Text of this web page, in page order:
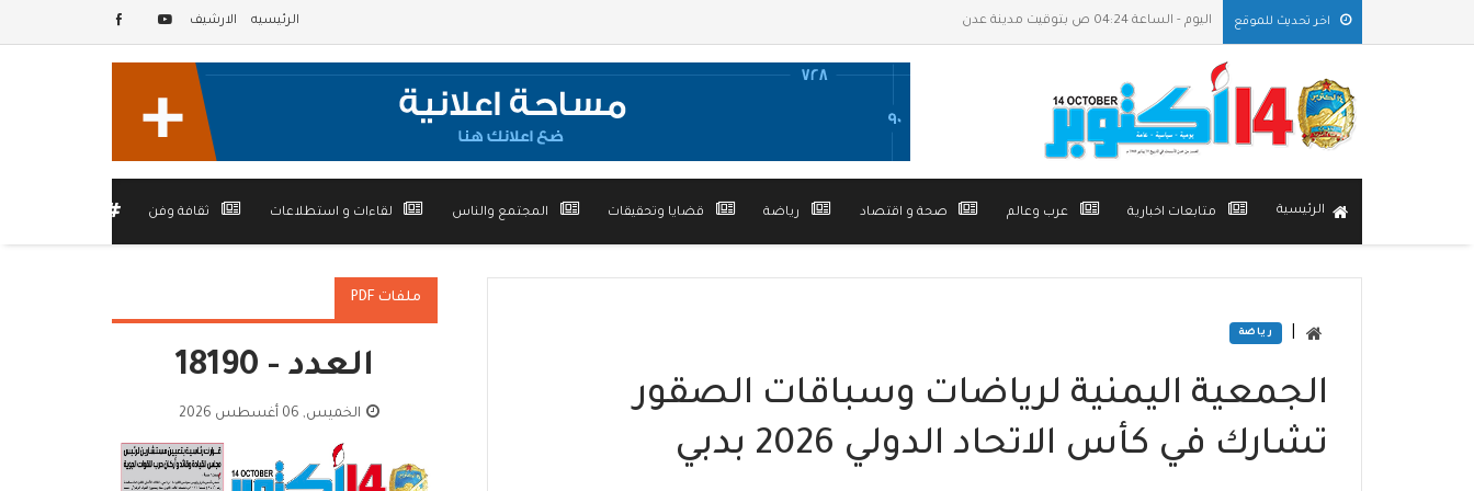
اخر تحديث للموقع اليوم - الساعة 04:24 ص بتوقيت مدينة عدن الرئيسيه الارشيف
الرئيسية متابعات اخبارية عرب وعالم صحة و اقتصاد رياضة قضايا وتحقيقات المجتمع والناس لقاءات و استطلاعات ثقافة وفن
رياضة
الجمعية اليمنية لرياضات وسباقات الصقور
تشارك في كأس الاتحاد الدولي 2026 بدبي
ملفات PDF
العدد - 18190
الخميس, 06 أغسطس 2026